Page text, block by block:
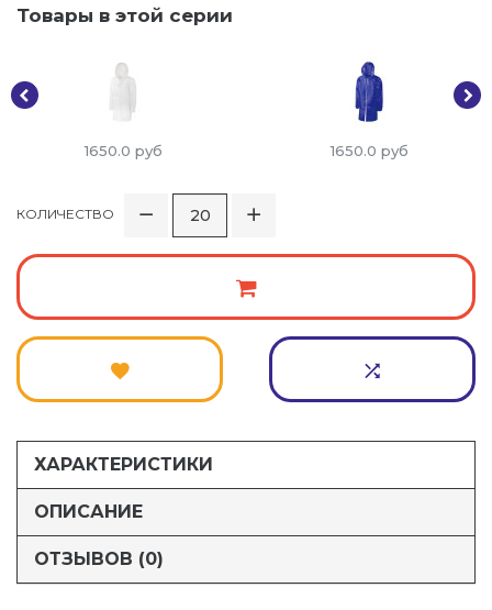
Товары в этой серии
1650.0 руб 1650.0 руб
КОЛИЧЕСТВО
ХАРАКТЕРИСТИКИ
ОПИСАНИЕ
ОТЗЫВОВ (0)